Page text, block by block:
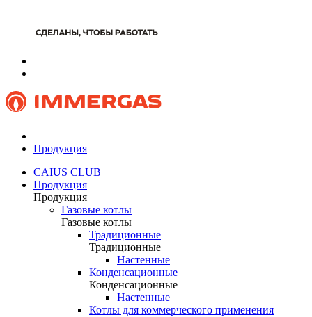
Продукция
CAIUS CLUB
Продукция
Продукция
Газовые котлы
Газовые котлы
Традиционные
Традиционные
Настенные
Конденсационные
Конденсационные
Настенные
Котлы для коммерческого применения